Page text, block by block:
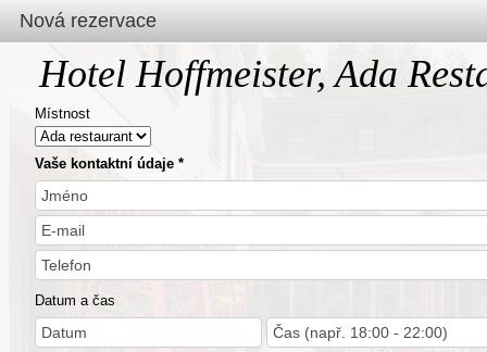
Nová rezervace
Hotel Hoffmeister, Ada
Místnost
Vaše kontaktní údaje
Datum a čas